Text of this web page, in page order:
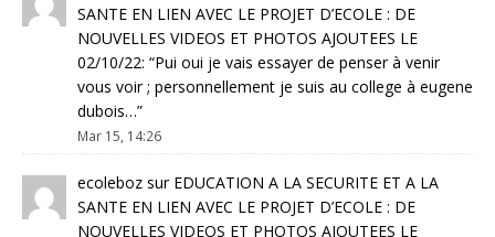
SANTE EN LIEN AVEC LE PROJET D’ECOLE : DE
NOUVELLES VIDEOS ET PHOTOS AJOUTEES LE
02/10/22: “Pui oui je vais essayer de penser à venir
vous voir ; personnellement je suis au college à eugene
dubois…”
Mar 15, 14:26
ecoleboz sur EDUCATION A LA SECURITE ET A LA
SANTE EN LIEN AVEC LE PROJET D’ECOLE : DE
NOUVELLES VIDEOS ET PHOTOS AJOUTEES LE